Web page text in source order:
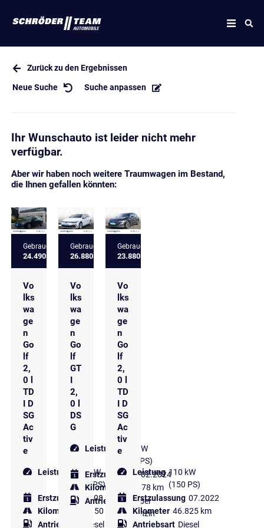
Zurück zu den Ergebnissen
Neue Suche Suche anpassen
Ihr Wunschauto ist leider nicht mehr
verfügbar.
Aber wir haben noch weitere Traumwagen im Bestand,
die Ihnen gefallen könnten:
Gebrauchtfahrzeug
24.490 €
Vo
lks
wa
ge
n
Go
lf
2,
0 l
TD
I D
SG
Ac
tiv
e
Leistung 110 kW
(150 PS)
Erstzulassung 08.2022
Kilometer
64.850 km
Antriebsart
Diesel
Gebrauchtfahrzeug
26.880 €
Vo
lks
wa
ge
n
Go
lf
GT
I
2,
0 l
DS
G
Leistung 180 kW
(245 PS)
Erstzulassung 02.2024
Kilometer
17.578 km
Antriebsart
Super
Benzin
Gebrauchtfahrzeug
23.880 €
Vo
lks
wa
ge
n
Go
lf
2,
0 l
TD
I D
SG
Ac
tiv
e
Leistung 110 kW
(150 PS)
Erstzulassung 07.2022
Kilometer 46.825 km
Antriebsart Diesel